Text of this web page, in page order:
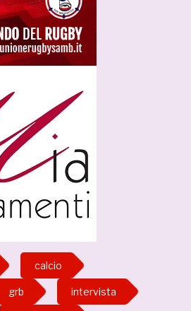
calcio
grb intervista